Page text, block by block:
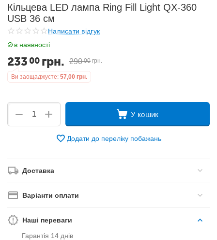
Кільцева LED лампа Ring Fill Light QX-360
USB 36 см
Написати відгук
в наявності
233 00 грн. 290 00 грн.
Ви заощаджуєте: 57,00 грн.
+
− У кошик
Додати до переліку побажань
Доставка
Варіанти оплати
Наші переваги
Гарантія 14 днів